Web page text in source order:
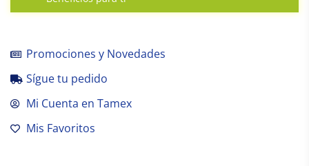
Promociones y Novedades
Sígue tu pedido
Mi Cuenta en Tamex
Mis Favoritos